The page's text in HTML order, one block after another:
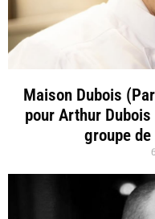
Maison Dubois
pour Arthur
groupe